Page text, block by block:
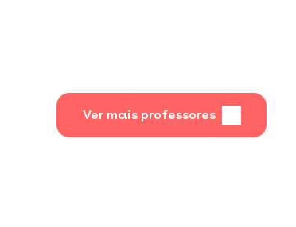
Ver mais professores